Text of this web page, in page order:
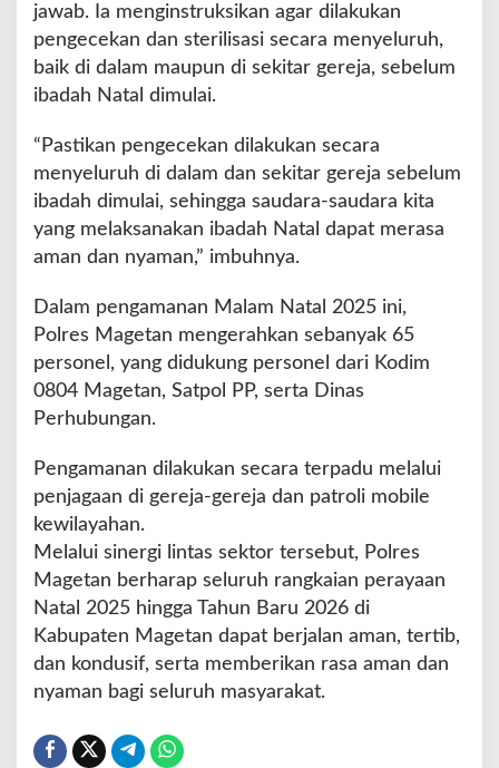
jawab. Ia menginstruksikan agar dilakukan
pengecekan dan sterilisasi secara menyeluruh,
baik di dalam maupun di sekitar gereja, sebelum
ibadah Natal dimulai.
“Pastikan pengecekan dilakukan secara
menyeluruh di dalam dan sekitar gereja sebelum
ibadah dimulai, sehingga saudara-saudara kita
yang melaksanakan ibadah Natal dapat merasa
aman dan nyaman,” imbuhnya.
Dalam pengamanan Malam Natal 2025 ini,
Polres Magetan mengerahkan sebanyak 65
personel, yang didukung personel dari Kodim
0804 Magetan, Satpol PP, serta Dinas
Perhubungan.
Pengamanan dilakukan secara terpadu melalui
penjagaan di gereja-gereja dan patroli mobile
kewilayahan.
Melalui sinergi lintas sektor tersebut, Polres
Magetan berharap seluruh rangkaian perayaan
Natal 2025 hingga Tahun Baru 2026 di
Kabupaten Magetan dapat berjalan aman, tertib,
dan kondusif, serta memberikan rasa aman dan
nyaman bagi seluruh masyarakat.